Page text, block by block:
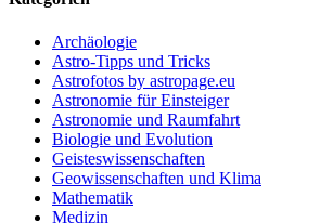
Archäologie
Astro-Tipps und Tricks
Astrofotos by astropage.eu
Astronomie für Einsteiger
Astronomie und Raumfahrt
Biologie und Evolution
Geisteswissenschaften
Geowissenschaften und Klima
Mathematik
Medizin